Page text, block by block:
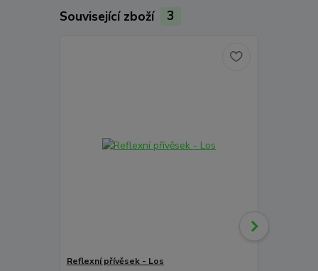
Související zboží 3
Reflexní přívěsek - Los